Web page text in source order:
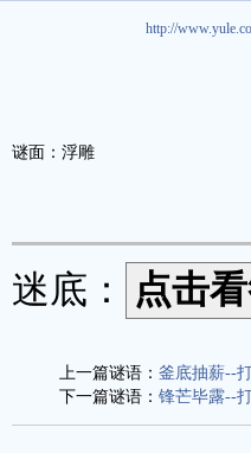
http://
谜面：浮雕
迷底：
上一篇谜语： 釜底抽薪--
下一篇谜语： 锋芒毕露--